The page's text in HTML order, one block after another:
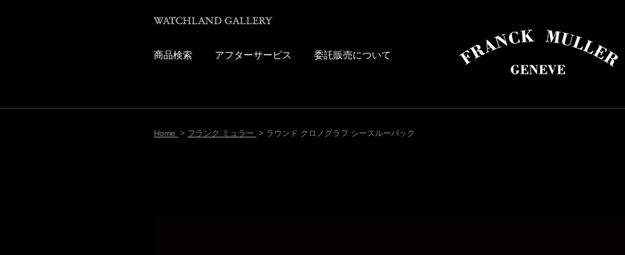
商品検索 アフターサービス 委託販売について
Home > フランク ミュラー > ラウンド クロノグラフ シースルーバック